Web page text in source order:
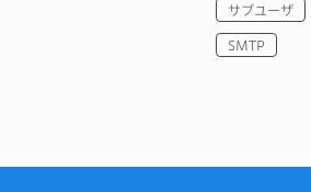
サブユーザ
SMTP